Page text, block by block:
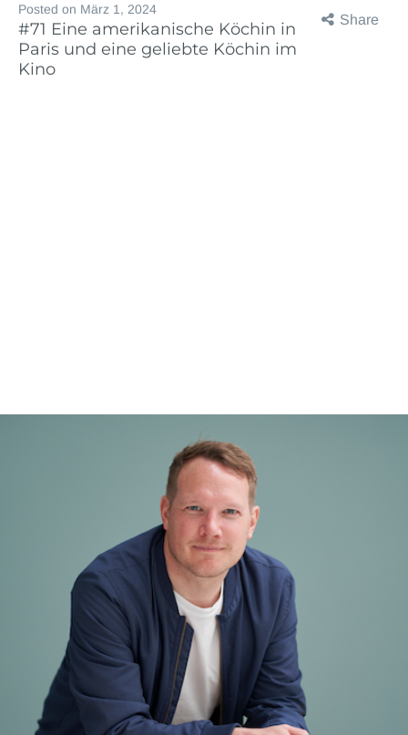
Share
Posted on März 1, 2024
#71 Eine amerikanische Köchin in
Paris und eine geliebte Köchin im
Kino